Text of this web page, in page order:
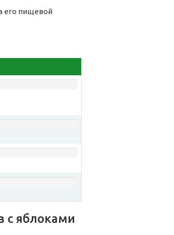
его пищевой
с яблоками